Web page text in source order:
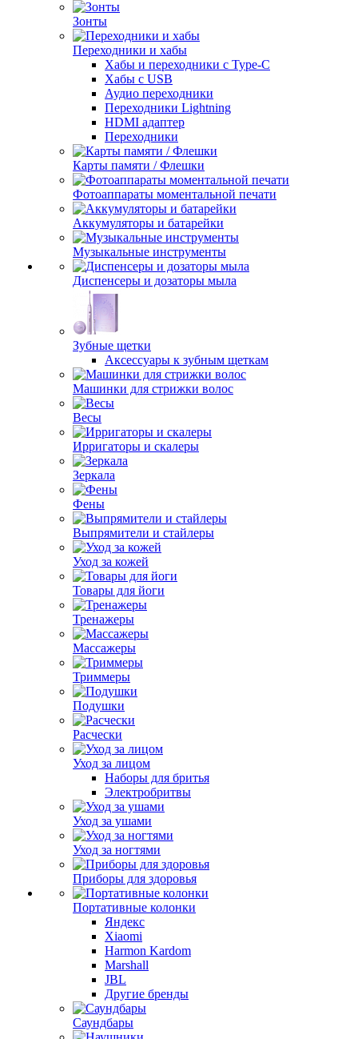
Зонты
Переходники и хабы
Хабы и переходники с Type-C
Хабы с USB
Аудио переходники
Переходники Lightning
HDMI адаптер
Переходники
Карты памяти / Флешки
Фотоаппараты моментальной печати
Аккумуляторы и батарейки
Музыкальные инструменты
Диспенсеры и дозаторы мыла
Зубные щетки
Аксессуары к зубным щеткам
Машинки для стрижки волос
Весы
Ирригаторы и скалеры
Зеркала
Фены
Выпрямители и стайлеры
Уход за кожей
Товары для йоги
Тренажеры
Массажеры
Триммеры
Подушки
Расчески
Уход за лицом
Наборы для бритья
Электробритвы
Уход за ушами
Уход за ногтями
Приборы для здоровья
Портативные колонки
Яндекс
Xiaomi
Harmon Kardom
Marshall
JBL
Другие бренды
Саундбары